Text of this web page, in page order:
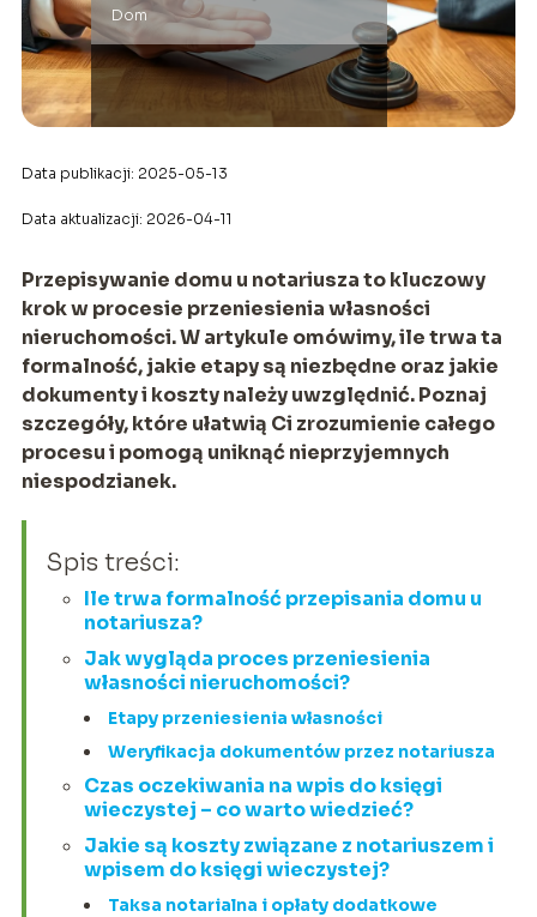
Dom
Data publikacji: 2025-05-13
Data aktualizacji: 2026-04-11
Przepisywanie domu u notariusza to kluczowy
krok w procesie przeniesienia własności
nieruchomości. W artykule omówimy, ile trwa ta
formalność, jakie etapy są niezbędne oraz jakie
dokumenty i koszty należy uwzględnić. Poznaj
szczegóły, które ułatwią Ci zrozumienie całego
procesu i pomogą uniknąć nieprzyjemnych
niespodzianek.
Spis treści:
Ile trwa formalność przepisania domu u
notariusza?
Jak wygląda proces przeniesienia
własności nieruchomości?
Etapy przeniesienia własności
Weryfikacja dokumentów przez notariusza
Czas oczekiwania na wpis do księgi
wieczystej – co warto wiedzieć?
Jakie są koszty związane z notariuszem i
wpisem do księgi wieczystej?
Taksa notarialna i opłaty dodatkowe